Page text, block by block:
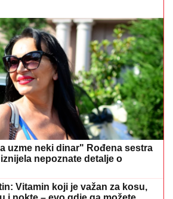
uzme neki dinar" Rođena sestra
nepoznate detalje o
Vitamin koji je važan za kosu,